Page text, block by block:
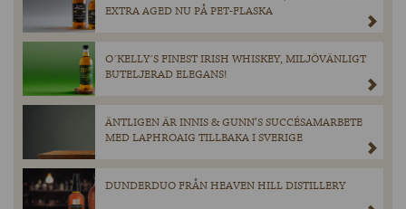
EXTRA AGED NU PÅ PET-FLASKA
O´KELLY´S FINEST IRISH WHISKEY, MILJÖVÄNLIGT
BUTELJERAD ELEGANS!
ÄNTLIGEN ÄR INNIS & GUNN’S SUCCÉSAMARBETE
MED LAPHROAIG TILLBAKA I SVERIGE
DUNDERDUO FRÅN HEAVEN HILL DISTILLERY